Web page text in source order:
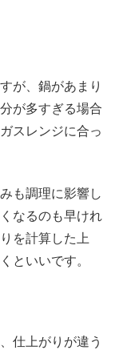
が、鍋があまり
が多すぎる場合
スレンジに合っ
も調理に影響し
なるのも早けれ
を計算した上
といいです。
仕上がりが違う